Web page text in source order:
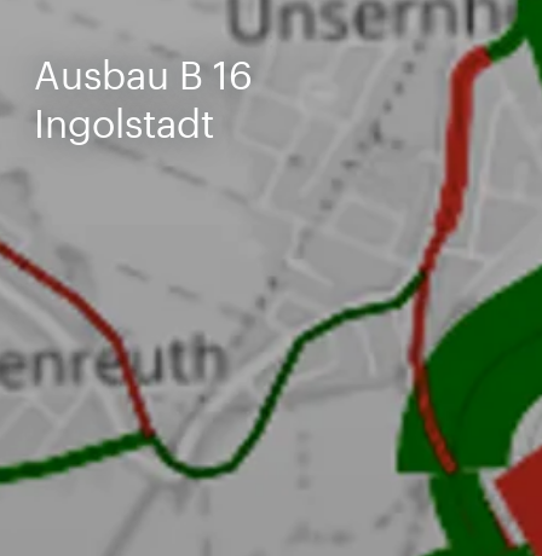
Ausbau B 16
Ingolstadt